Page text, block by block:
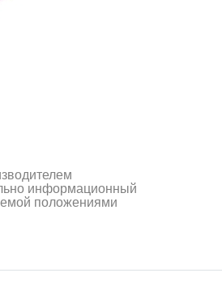
информационный
положениями